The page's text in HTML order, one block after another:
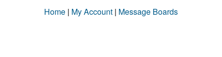
Home | My Account | Message Boards